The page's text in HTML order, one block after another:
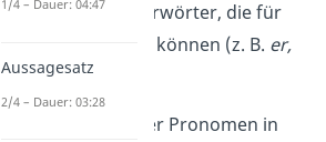
Pronomensind Fürwörter, die für
ein Nomen stehen können (z. B. er,
sie, es, wir).
Ob ein Nomen oder Pronomen in
1/4 – Dauer: 04:47
Aussagesatz
2/4 – Dauer: 03:28